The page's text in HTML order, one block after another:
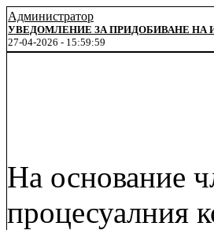
Администратор
УВЕДОМЛЕНИЕ ЗА ПРИДОБИВАНЕ НА
27-04-2026 - 15:59:59
На основание
процесуалния